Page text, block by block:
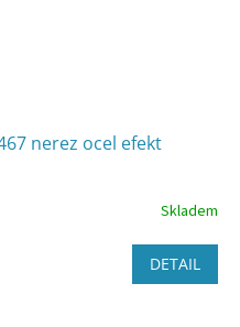
nerez ocel efekt
Skladem
DETAIL